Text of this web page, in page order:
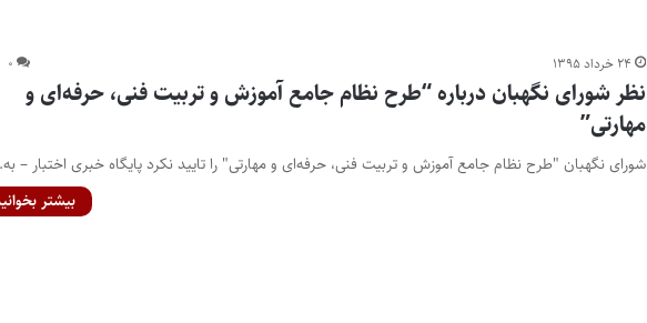
۲۴ خرداد ۱۳۹۵ ۰
نظر شورای نگهبان درباره “طرح نظام جامع آموزش و تربیت فنی، حرفه‌ای و
مهارتی”
شورای نگهبان "طرح نظام جامع آموزش و تربیت فنی، حرفه‌ای و مهارتی" را تایید نکرد پایگاه خبری اختبار –
بیشتر